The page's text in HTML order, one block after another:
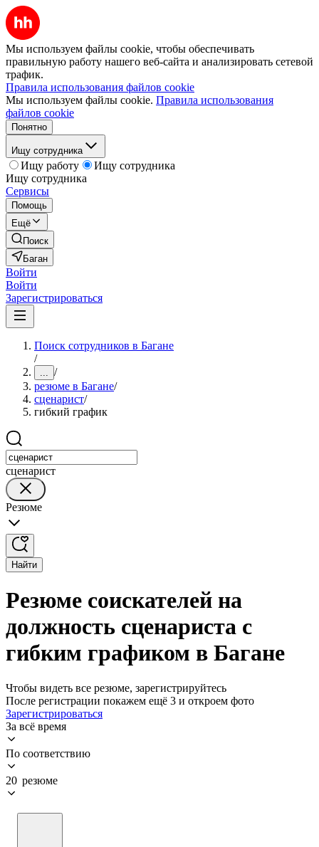
Мы используем файлы cookie, чтобы обеспечивать
правильную работу нашего веб-сайта и анализировать сетевой
трафик.
Правила использования файлов cookie
Мы используем файлы cookie. Правила использования
файлов cookie
Понятно
Ищу сотрудника
Ищу работу
Ищу сотрудника
Ищу сотрудника
Сервисы
Помощь
Ещё
Поиск
Баган
Войти
Войти
Зарегистрироваться
Поиск сотрудников в Багане
/
... /
резюме в Багане/
сценарист/
гибкий график
сценарист
Резюме
Найти
Резюме соискателей на
должность сценариста с
гибким графиком в Багане
Чтобы видеть все резюме, зарегистрируйтесь
После регистрации покажем ещё 3 и откроем фото
Зарегистрироваться
За всё время
По соответствию
20 резюме